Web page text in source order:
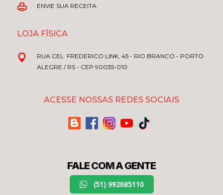
ENVIE SUA RECEITA
LOJA FÍSICA
RUA CEL. FREDERICO LINK, 45 - RIO BRANCO - PORTO
ALEGRE / RS - CEP 90035-010
ACESSE NOSSAS REDES SOCIAIS
FALE COM A GENTE
(51) 992685110